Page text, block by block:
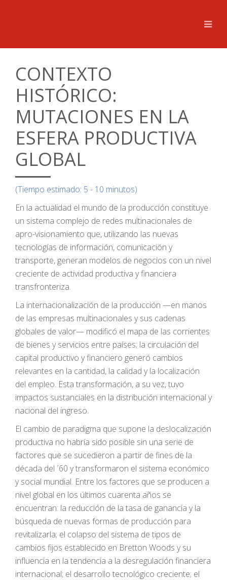
CONTEXTO
HISTÓRICO:
MUTACIONES EN LA
ESFERA PRODUCTIVA
GLOBAL
(Tiempo estimado: 5 - 10 minutos)
En la actualidad el mundo de la producción constituye
un sistema complejo de redes multinacionales de
apro-visionamiento que, utilizando las nuevas
tecnologías de información, comunicación y
transporte, generan modelos de negocios con un nivel
creciente de actividad productiva y financiera
transfronteriza.
La internacionalización de la producción —en manos
de las empresas multinacionales y sus cadenas
globales de valor— modificó el mapa de las corrientes
de bienes y servicios entre países; la circulación del
capital productivo y financiero generó cambios
relevantes en la cantidad, la calidad y la localización
del empleo. Esta transformación, a su vez, tuvo
impactos sustanciales en la distribución internacional y
nacional del ingreso.
El cambio de paradigma que supone la deslocalización
productiva no habría sido posible sin una serie de
factores que se sucedieron a partir de fines de la
década del ´60 y transformaron el sistema económico
y social mundial. Entre los factores que se producen a
nivel global en los últimos cuarenta años se
encuentran: la reducción de la tasa de ganancia y la
búsqueda de nuevas formas de producción para
revitalizarla; el colapso del sistema de tipos de
cambios fijos establecido en Bretton Woods y su
influencia en la tendencia a la desregulación financiera
internacional; el desarrollo tecnológico creciente; el